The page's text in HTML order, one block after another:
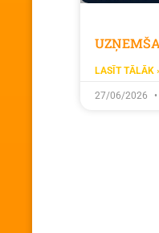
LASĪT TĀLĀK
27/06/2026